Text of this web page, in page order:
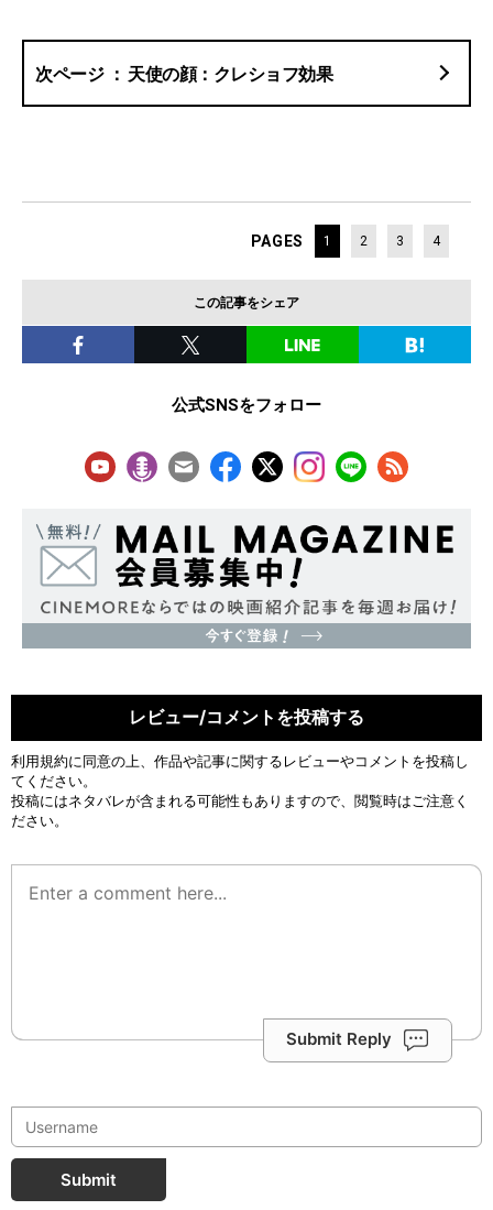
天使の顔：クレショフ効果
PAGES 1 2 3 4
この記事をシェア
公式SNSをフォロー
レビュー/コメントを投稿する
利用規約に同意の上、作品や記事に関するレビューやコメントを投稿し
てください。
投稿にはネタバレが含まれる可能性もありますので、閲覧時はご注意く
ださい。
Submit Reply
Submit